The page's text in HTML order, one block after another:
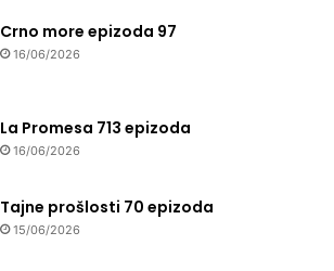
Crno more epizoda 97
16/06/2026
La Promesa 713 epizoda
16/06/2026
Tajne prošlosti 70 epizoda
15/06/2026